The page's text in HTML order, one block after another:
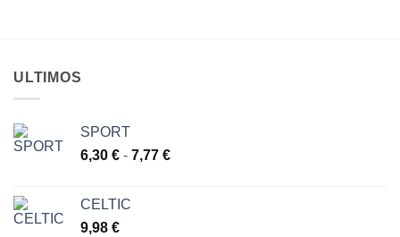
ULTIMOS
SPORT
6,30 € - 7,77 €Rango
CELTIC
9,98 €